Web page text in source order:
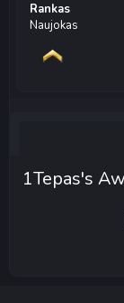
Rankas
Naujokas
1Tepas's